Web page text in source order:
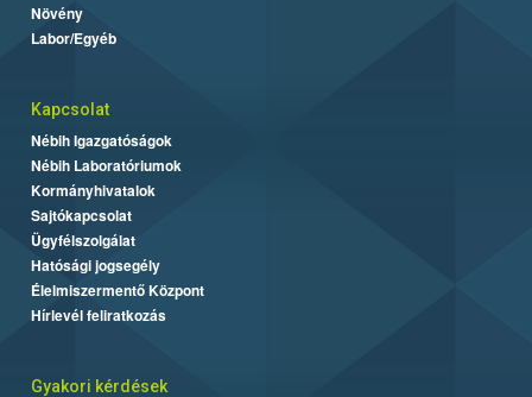
Növény
Labor/Egyéb
Kapcsolat
Nébih Igazgatóságok
Nébih Laboratóriumok
Kormányhivatalok
Sajtókapcsolat
Ügyfélszolgálat
Hatósági jogsegély
Élelmiszermentő Központ
Hírlevél feliratkozás
Gyakori kérdések